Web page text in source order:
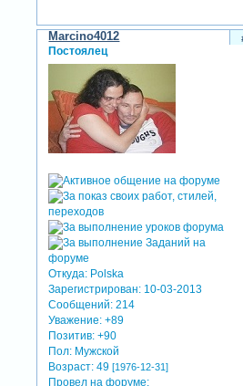
Marcino4012
Постоялец
Откуда: Polska
Зарегистрирован: 10-03-2013
Сообщений: 214
Уважение: +89
Позитив: +90
Пол: Мужской
Возраст: 49[1976-12-31]
Провел на форуме: